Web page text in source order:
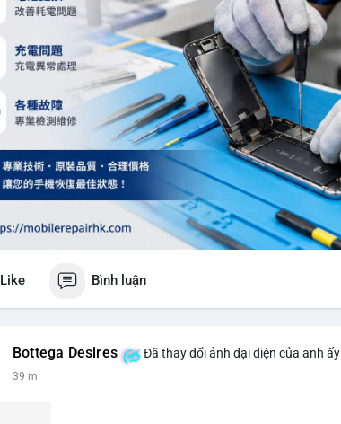
Like Bình luận
Bottega Desires Đã thay đổi ảnh đại diện của anh ấy
39 m